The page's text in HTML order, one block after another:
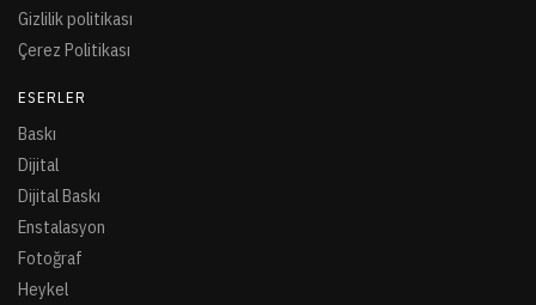
Gizlilik politikası
Çerez Politikası
ESERLER
Baskı
Dijital
Dijital Baskı
Enstalasyon
Fotoğraf
Heykel